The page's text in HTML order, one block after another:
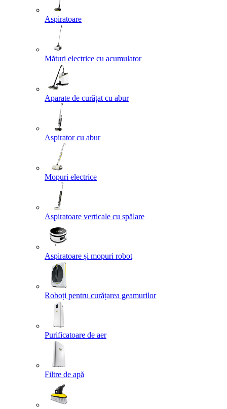
Aspiratoare
Mături electrice cu acumulator
Aparate de curățat cu abur
Aspirator cu abur
Mopuri electrice
Aspiratoare verticale cu spălare
Aspiratoare și mopuri robot
Roboți pentru curățarea geamurilor
Purificatoare de aer
Filtre de apă